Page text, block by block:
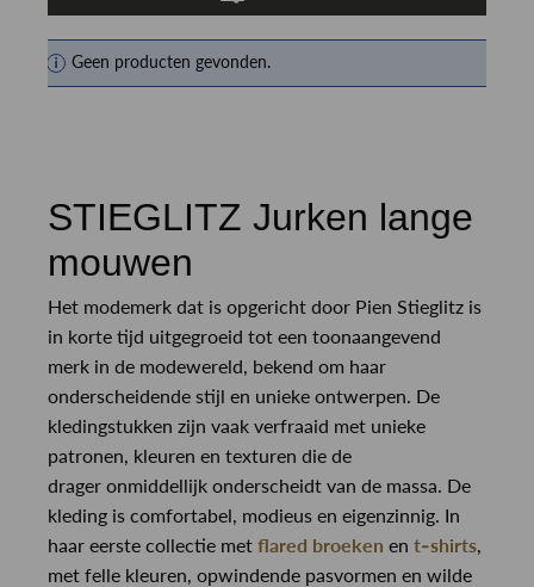
Geen producten gevonden.
STIEGLITZ Jurken lange
mouwen
Het modemerk dat is opgericht door Pien Stieglitz is
in korte tijd uitgegroeid tot een toonaangevend
merk in de modewereld, bekend om haar
onderscheidende stijl en unieke ontwerpen. De
kledingstukken zijn vaak verfraaid met unieke
patronen, kleuren en texturen die de
drager onmiddellijk onderscheidt van de massa. De
kleding is comfortabel, modieus en eigenzinnig. In
haar eerste collectie met flared broeken en t-shirts
met felle kleuren, opwindende pasvormen en wilde